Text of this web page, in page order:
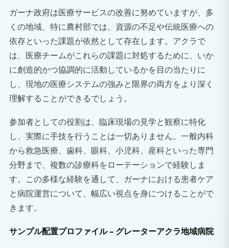
ガーナ政府は医療サービスの改善に努めていますが、多
くの地域、特に農村部では、資源の不足や伝統医療への
依存といった課題が依然として存在します。アクラで
は、医療チームがこれらの課題に対処するために、いか
に創造的かつ協調的に活動しているかを目の当たりに
し、現地の医療システムの強みと限界の両方をより深く
理解することができるでしょう。
参加者としての役割は、臨床現場の見学と観察に特化
し、実際に手技を行うことは一切ありません。一般内科
から救急医療、歯科、眼科、小児科、産科といった専門
分野まで、複数の診療科をローテーションで経験しま
す。この多様な経験を通して、ガーナにおける患者ケア
と病院運営について、幅広い視点を身につけることがで
きます。
サンプル配置プロファイル – グレーターアクラ地域病院